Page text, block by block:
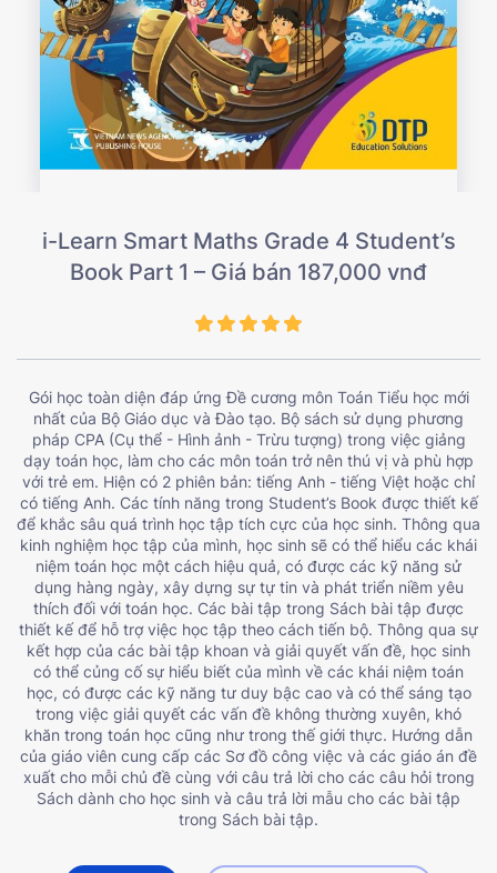
i-Learn Smart Maths Grade 4 Student’s
Book Part 1 – Giá bán 187,000 vnđ
Gói học toàn diện đáp ứng Đề cương môn Toán Tiểu học mới
nhất của Bộ Giáo dục và Đào tạo. Bộ sách sử dụng phương
pháp CPA (Cụ thể - Hình ảnh - Trừu tượng) trong việc giảng
dạy toán học, làm cho các môn toán trở nên thú vị và phù hợp
với trẻ em. Hiện có 2 phiên bản: tiếng Anh - tiếng Việt hoặc chỉ
có tiếng Anh. Các tính năng trong Student’s Book được thiết kế
để khắc sâu quá trình học tập tích cực của học sinh. Thông qua
kinh nghiệm học tập của mình, học sinh sẽ có thể hiểu các khái
niệm toán học một cách hiệu quả, có được các kỹ năng sử
dụng hàng ngày, xây dựng sự tự tin và phát triển niềm yêu
thích đối với toán học. Các bài tập trong Sách bài tập được
thiết kế để hỗ trợ việc học tập theo cách tiến bộ. Thông qua sự
kết hợp của các bài tập khoan và giải quyết vấn đề, học sinh
có thể củng cố sự hiểu biết của mình về các khái niệm toán
học, có được các kỹ năng tư duy bậc cao và có thể sáng tạo
trong việc giải quyết các vấn đề không thường xuyên, khó
khăn trong toán học cũng như trong thế giới thực. Hướng dẫn
của giáo viên cung cấp các Sơ đồ công việc và các giáo án đề
xuất cho mỗi chủ đề cùng với câu trả lời cho các câu hỏi trong
Sách dành cho học sinh và câu trả lời mẫu cho các bài tập
trong Sách bài tập.